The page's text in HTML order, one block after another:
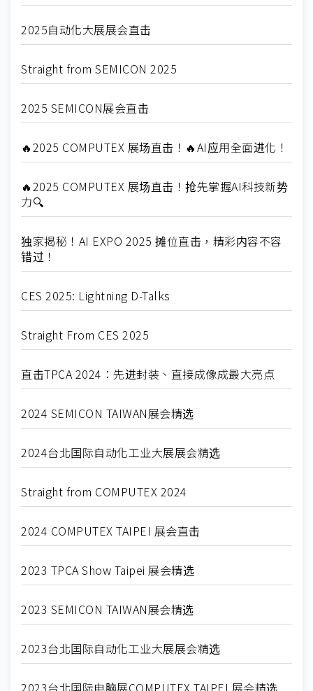
2025自动化大展展会直击
Straight from SEMICON 2025
2025 SEMICON展会直击
🔥2025 COMPUTEX 展场直击！🔥AI应用全面进化！
🔥2025 COMPUTEX 展场直击！抢先掌握AI科技新势
力🔍
独家揭秘！AI EXPO 2025 摊位直击，精彩内容不容
错过！
CES 2025: Lightning D-Talks
Straight From CES 2025
直击TPCA 2024：先进封装、直接成像成最大亮点
2024 SEMICON TAIWAN展会精选
2024台北国际自动化工业大展展会精选
Straight from COMPUTEX 2024
2024 COMPUTEX TAIPEI 展会直击
2023 TPCA Show Taipei 展会精选
2023 SEMICON TAIWAN展会精选
2023台北国际自动化工业大展展会精选